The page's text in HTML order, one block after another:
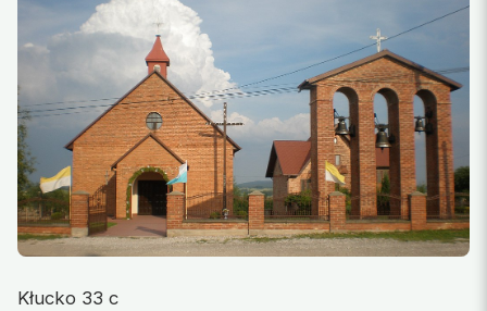
Kłucko 33 c